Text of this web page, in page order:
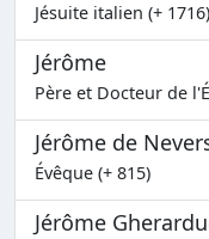
Jésuite italien (+ 1716)
Jérôme
Père et Docteur de
Jérôme de
Évêque (+ 815)
Jérôme